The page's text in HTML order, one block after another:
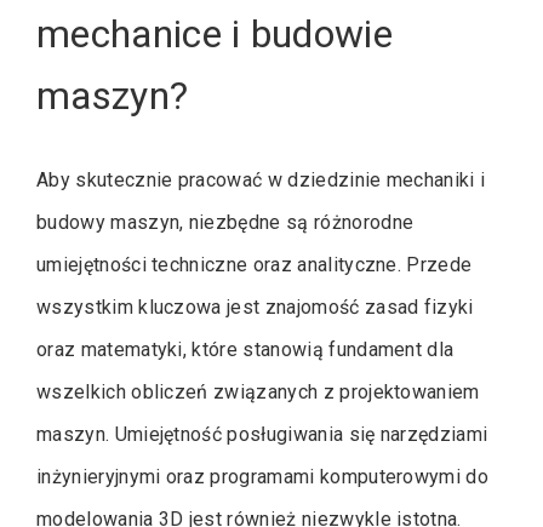
mechanice i budowie
maszyn?
Aby skutecznie pracować w dziedzinie mechaniki i
budowy maszyn, niezbędne są różnorodne
umiejętności techniczne oraz analityczne. Przede
wszystkim kluczowa jest znajomość zasad fizyki
oraz matematyki, które stanowią fundament dla
wszelkich obliczeń związanych z projektowaniem
maszyn. Umiejętność posługiwania się narzędziami
inżynieryjnymi oraz programami komputerowymi do
modelowania 3D jest również niezwykle istotna.